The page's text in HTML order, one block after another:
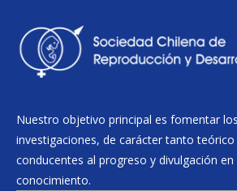
Nuestro objetivo principal es fomentar
investigaciones, de carácter tanto
conducentes al progreso y divulgación
conocimiento.